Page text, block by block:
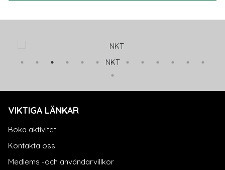
NKT
VIKTIGA LÄNKAR
Boka aktivitet
Kontakta oss
Medlems -och användarvillkor